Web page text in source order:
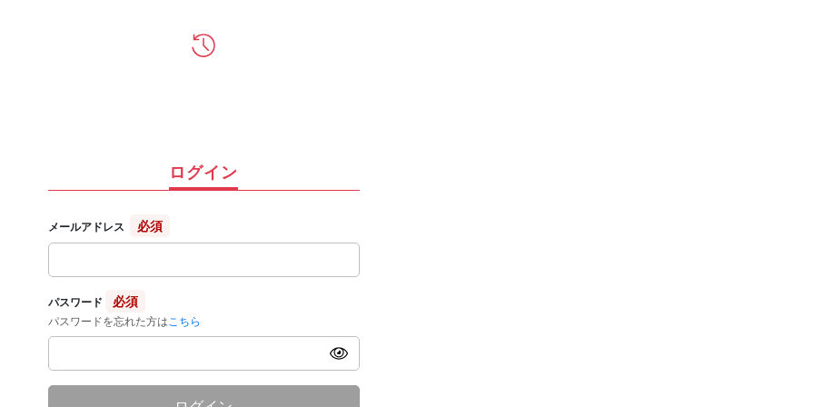
ログイン
メールアドレス 必須
パスワード 必須
パスワードを忘れた方は こちら